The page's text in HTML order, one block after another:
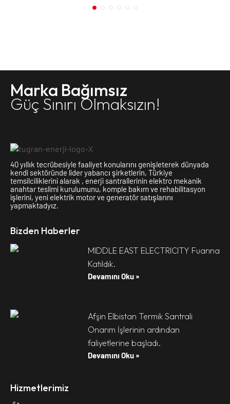
Marka Bağımsız
Güç Sınırı Olmaksızın!
40 yıllık tecrübesiyle faaliyet konularını genişleterek dünyada
kendi sektöründe lider yabancı şirketlerin, Türkiye
temsilciliklerini alarak , enerji santrallerinin elektro mekanik
anahtar teslimi kurulumunu, komple bakım ve rehabilitasyon
işlerini, yeni elektrik motor ve generatör satışlarını
yapmaktadyız.
Bizden Haberler
MIDDLE EAST ELECTRICITY Fuarına
Katıldık.
Devamını Oku »
Afşin Elbistan Termik Santrali
Onarım İşlerinin ardından
faliyetlerine başladı.
Devamını Oku »
Hizmetlerimiz